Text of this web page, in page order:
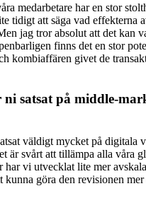
medarbetare har en stor
tidigt att säga vad effekterna
jag tror absolut att det kan
finns det en stor
kombiaffären givet de
satsat på middle-
väldigt mycket på digitala
är svårt att tillämpa alla våra
har vi utvecklat lite mer
göra den revisionen